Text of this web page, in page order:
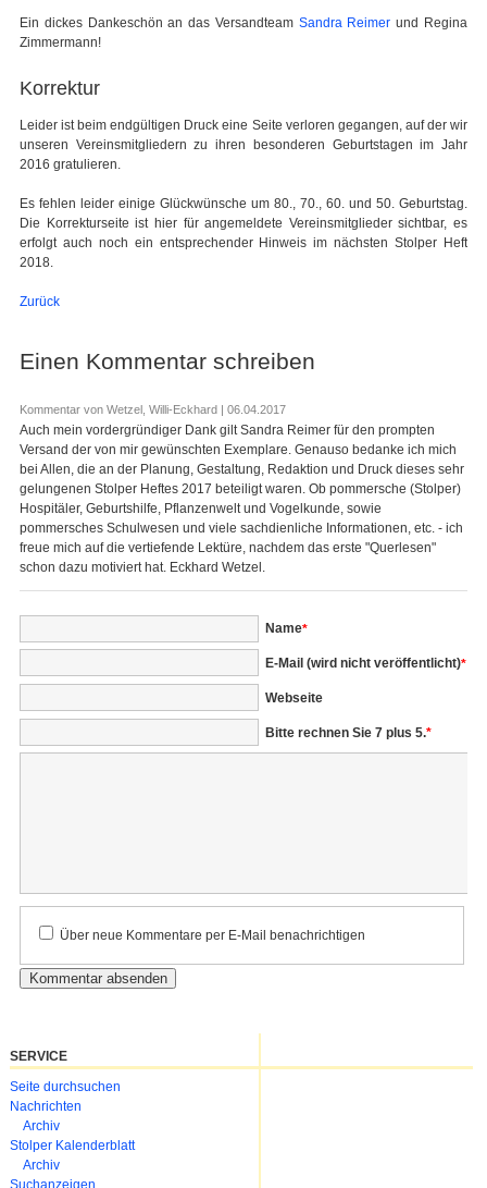
Ein dickes Dankeschön an das Versandteam Sandra Reimer und Regina
Zimmermann!
Korrektur
Leider ist beim endgültigen Druck eine Seite verloren gegangen, auf der wir
unseren Vereinsmitgliedern zu ihren besonderen Geburtstagen im Jahr
2016 gratulieren.
Es fehlen leider einige Glückwünsche um 80., 70., 60. und 50. Geburtstag.
Die Korrekturseite ist hier für angemeldete Vereinsmitglieder sichtbar, es
erfolgt auch noch ein entsprechender Hinweis im nächsten Stolper Heft
2018.
Zurück
Einen Kommentar schreiben
Kommentar von Wetzel, Willi-Eckhard | 06.04.2017
Auch mein vordergründiger Dank gilt Sandra Reimer für den prompten
Versand der von mir gewünschten Exemplare. Genauso bedanke ich mich
bei Allen, die an der Planung, Gestaltung, Redaktion und Druck dieses sehr
gelungenen Stolper Heftes 2017 beteiligt waren. Ob pommersche (Stolper)
Hospitäler, Geburtshilfe, Pflanzenwelt und Vogelkunde, sowie
pommersches Schulwesen und viele sachdienliche Informationen, etc. - ich
freue mich auf die vertiefende Lektüre, nachdem das erste "Querlesen"
schon dazu motiviert hat. Eckhard Wetzel.
Pflichtfeld
Name*
Pflichtfeld
E-Mail (wird nicht veröffentlicht)*
Webseite
Bitte rechnen Sie 7 plus 5.*
Kommentar
Über neue Kommentare per E-Mail benachrichtigen
SERVICE
Navigation
überspringen
Seite durchsuchen
Nachrichten
Archiv
Stolper Kalenderblatt
Archiv